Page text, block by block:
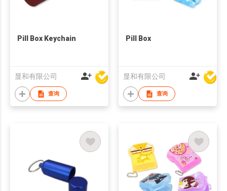
Pill Box Keychain
显和有限公司
查询
Pill Box
显和有限公司
查询